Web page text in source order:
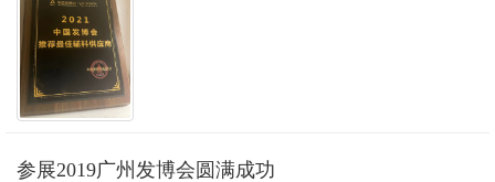
参展2019广州发博会圆满成功